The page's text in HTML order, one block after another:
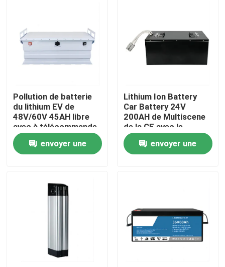
Maison
Visite d'usine
Pollution de batterie
du lithium EV de
48V/60V 45AH libre
avec à télécommande
envoyer une
Lithium Ion Battery
Car Battery 24V
200AH de Multiscene
de la CE avec le
terminal M8
envoyer une